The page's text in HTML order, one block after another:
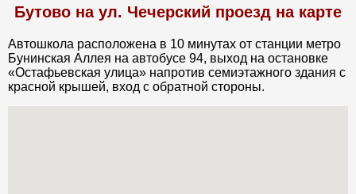
Бутово на ул. Чечерский проезд на карте
Автошкола расположена в 10 минутах от станции метро
Бунинская Аллея на автобусе 94, выход на остановке
«Остафьевская улица» напротив семиэтажного здания с
красной крышей, вход с обратной стороны.